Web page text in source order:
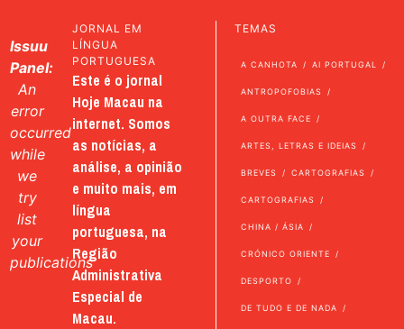
Issuu
Panel:
An
error
occurred
while
we
try
list
your
publications
JORNAL EM
LÍNGUA
PORTUGUESA
Este é o jornal
Hoje Macau na
internet. Somos
as notícias, a
análise, a opinião
e muito mais, em
língua
portuguesa, na
Região
Administrativa
Especial de
Macau.
TEMAS
A CANHOTA AI PORTUGAL
ANTROPOFOBIAS
A OUTRA FACE
ARTES, LETRAS E IDEIAS
BREVES CARTOGRAFIAS
CARTOGRAFIAS
CHINA / ÁSIA
CRÓNICO ORIENTE
DESPORTO
DE TUDO E DE NADA